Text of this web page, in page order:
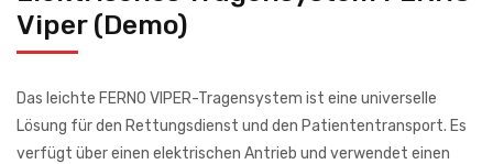
Viper (Demo)
Das leichte FERNO VIPER-Tragensystem ist eine universelle
Lösung für den Rettungsdienst und den Patiententransport. Es
verfügt über einen elektrischen Antrieb und verwendet einen